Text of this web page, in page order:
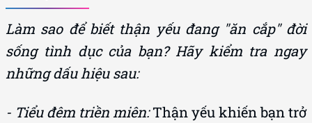
Làm sao để biết thận yếu đang "ăn cắp" đời
sống tình dục của bạn? Hãy kiểm tra ngay
những dấu hiệu sau:
- Tiểu đêm triền miên:Thận yếu khiến bạn trở